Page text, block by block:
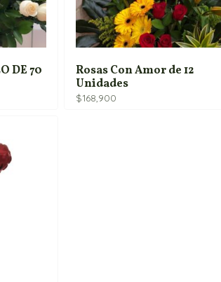
DE 70
Rosas Con Amor de 12
Unidades
$168,900